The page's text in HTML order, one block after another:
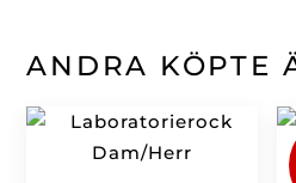
ANDRA KÖPTE